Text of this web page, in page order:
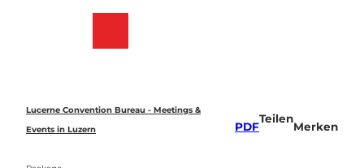
Lucerne Convention Bureau - Meetings &
Events in Luzern
PDF
Teilen
Merken